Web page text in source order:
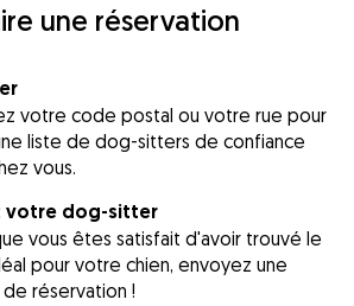
une réservation
votre code postal ou votre rue pour
liste de dog-sitters de confiance
vous.
votre dog-sitter
vous êtes satisfait d'avoir trouvé le
pour votre chien, envoyez une
réservation !